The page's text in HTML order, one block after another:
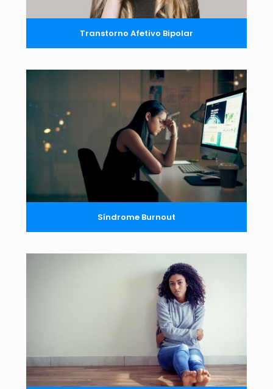
Transtorno Afetivo Bipolar
Síndrome Burnout